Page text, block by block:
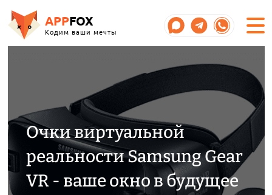
APPFOX
Кодим ваши мечты
Очки виртуальной
реальности Samsung Gear
VR - ваше окно в будущее